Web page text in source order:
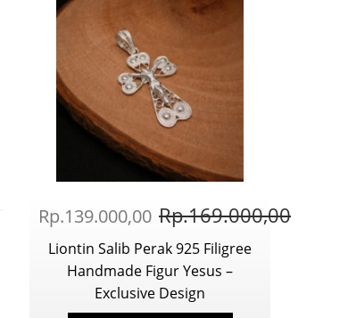
Rp.139.000,00 Rp.169.000,00
Liontin Salib Perak 925 Filigree
Handmade Figur Yesus –
Exclusive Design